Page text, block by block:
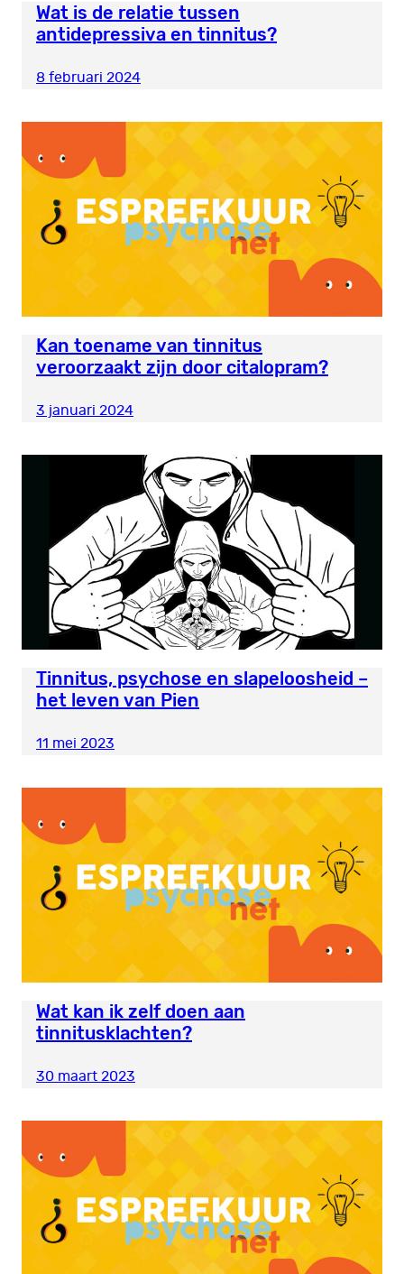
Wat is de relatie tussen
antidepressiva en tinnitus?
8 februari 2024
Kan toename van tinnitus
veroorzaakt zijn door citalopram?
3 januari 2024
Tinnitus, psychose en slapeloosheid –
het leven van Pien
11 mei 2023
Wat kan ik zelf doen aan
tinnitusklachten?
30 maart 2023